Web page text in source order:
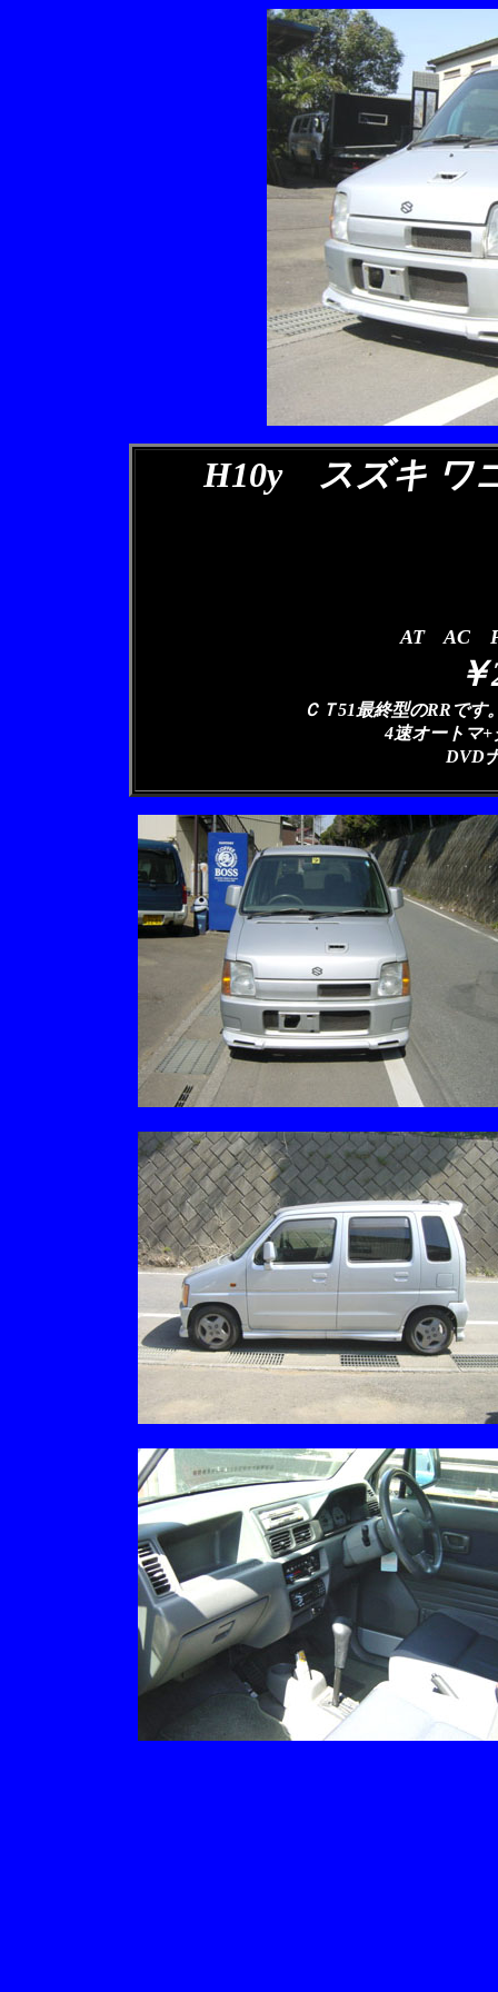
H10y スズキ
AT AC
ＣＴ51最終型のRRで
4速オートマ
DVD